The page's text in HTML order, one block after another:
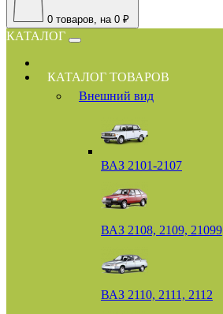
0 товаров, на 0 ₽
КАТАЛОГ
КАТАЛОГ ТОВАРОВ
Внешний вид
ВАЗ 2101-2107
ВАЗ 2108, 2109, 21099
ВАЗ 2110, 2111, 2112